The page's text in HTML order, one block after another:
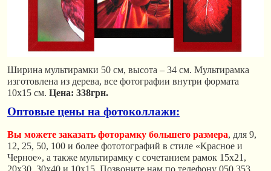
Ширина мультирамки 50 см, высота – 34 см. Мультирамка
изготовлена из дерева, все фотографии внутри формата
10х15 см. Цена: 338грн.
Оптовые цены на фотоколлажи:
Вы можете заказать фоторамку большего размера, для 9,
12, 25, 50, 100 и более фототографий в стиле «Красное и
Черное», а также мультирамку с сочетанием рамок 15х21,
20х30, 30х40 и 10х15. Позвоните нам по телефону 050 353